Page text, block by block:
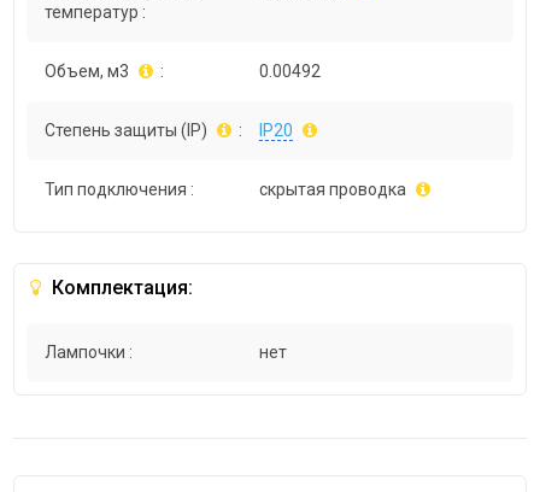
температур :
Объем, м3 : 0.00492
Степень защиты (IP) : IP20
Тип подключения : скрытая проводка
Комплектация:
Лампочки : нет